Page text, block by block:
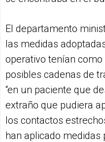
El departamento
las medidas
operativo tenían como
posibles cadenas de
“en un paciente que
extraño que pudiera
los contactos
han aplicado medidas